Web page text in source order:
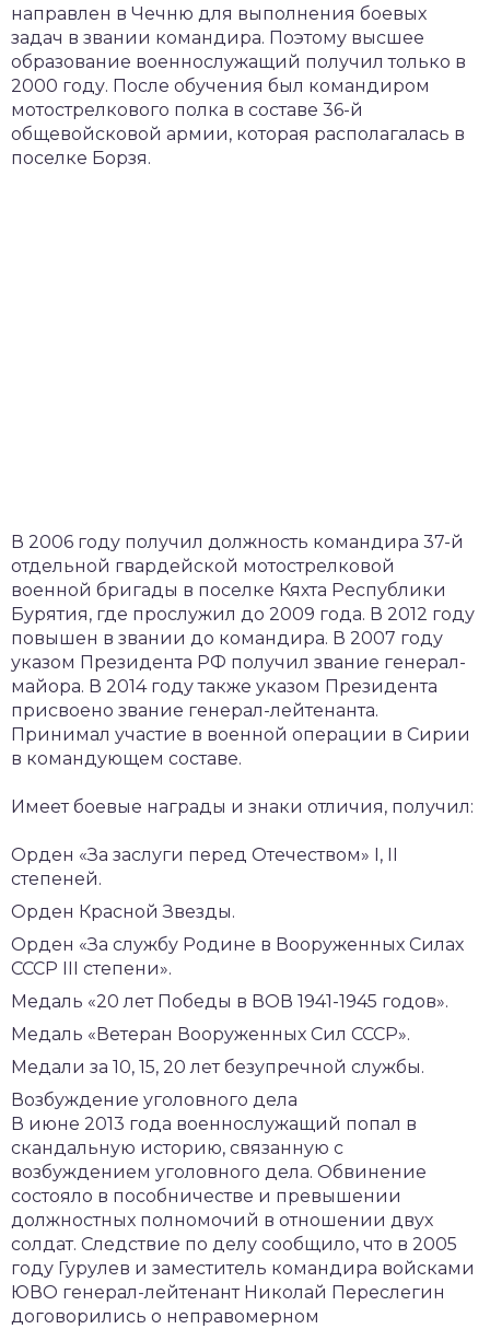
направлен в Чечню для выполнения боевых
задач в звании командира. Поэтому высшее
образование военнослужащий получил только в
2000 году. После обучения был командиром
мотострелкового полка в составе 36-й
общевойсковой армии, которая располагалась в
поселке Борзя.
В 2006 году получил должность командира 37-й
отдельной гвардейской мотострелковой
военной бригады в поселке Кяхта Республики
Бурятия, где прослужил до 2009 года. В 2012 году
повышен в звании до командира. В 2007 году
указом Президента РФ получил звание генерал-
майора. В 2014 году также указом Президента
присвоено звание генерал-лейтенанта.
Принимал участие в военной операции в Сирии
в командующем составе.
Имеет боевые награды и знаки отличия, получил:
Орден «За заслуги перед Отечеством» I, II
степеней.
Орден Красной Звезды.
Орден «За службу Родине в Вооруженных Силах
СССР III степени».
Медаль «20 лет Победы в ВОВ 1941-1945 годов».
Медаль «Ветеран Вооруженных Сил СССР».
Медали за 10, 15, 20 лет безупречной службы.
Возбуждение уголовного дела
В июне 2013 года военнослужащий попал в
скандальную историю, связанную с
возбуждением уголовного дела. Обвинение
состояло в пособничестве и превышении
должностных полномочий в отношении двух
солдат. Следствие по делу сообщило, что в 2005
году Гурулев и заместитель командира войсками
ЮВО генерал-лейтенант Николай Переслегин
договорились о неправомерном